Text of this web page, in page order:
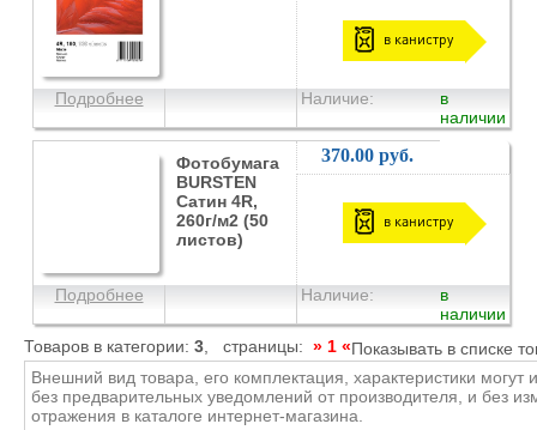
в канистру
Подробнее Наличие:
в
наличии
Фотобумага
BURSTEN
Сатин 4R,
260г/м2 (50
листов)
370.00 руб.
в канистру
Подробнее Наличие:
в
наличии
Товаров в категории: 3 , страницы: » 1 «Показывать в списке
Внешний вид товара, его комплектация, характеристики могут
без предварительных уведомлений от производителя, и без
отражения в каталоге интернет-магазина.